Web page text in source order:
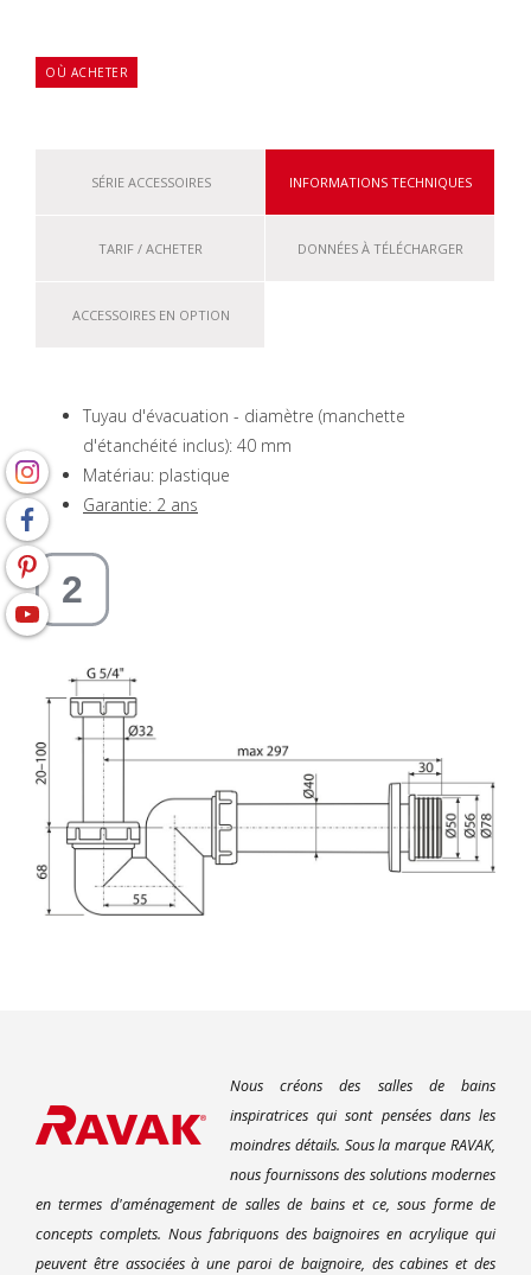
OÙ ACHETER
SÉRIE ACCESSOIRES INFORMATIONS TECHNIQUES
TARIF / ACHETER DONNÉES À TÉLÉCHARGER
ACCESSOIRES EN OPTION
Tuyau d'évacuation - diamètre (manchette
d'étanchéité inclus): 40 mm
Matériau: plastique
Garantie: 2 ans
Nous créons des salles de bains
inspiratrices qui sont pensées dans les
moindres détails. Sous la marque RAVAK,
nous fournissons des solutions modernes
en termes d'aménagement de salles de bains et ce, sous forme de
concepts complets. Nous fabriquons des baignoires en acrylique qui
peuvent être associées à une paroi de baignoire, des cabines et des